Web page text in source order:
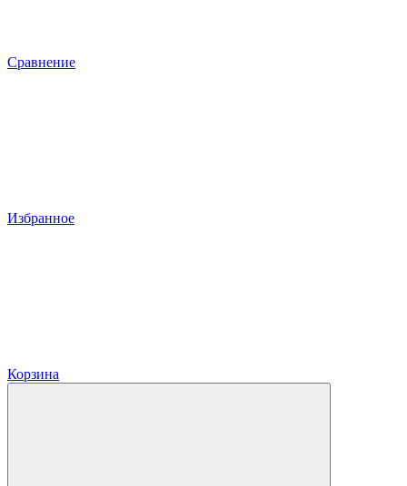
Сравнение
Избранное
Корзина